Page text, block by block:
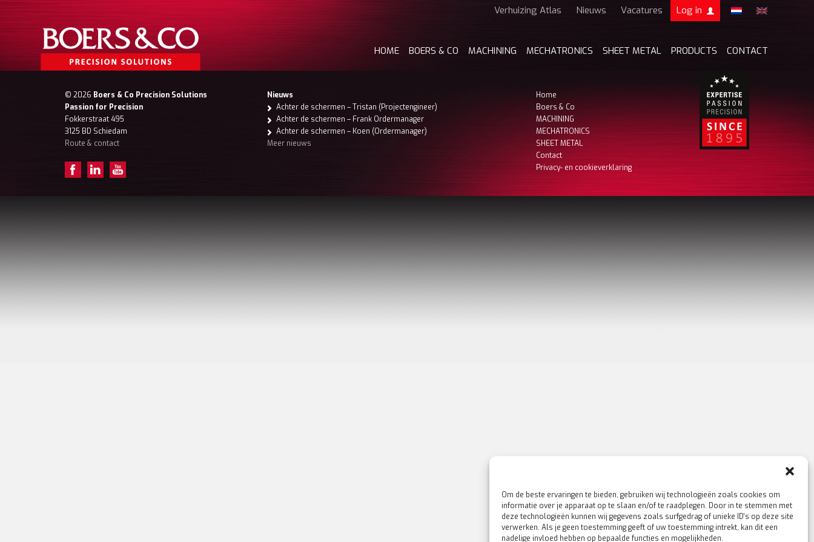
Om de beste ervaringen te bieden, gebruiken wij technologieën zoals cookies om
informatie over je apparaat op te slaan en/of te raadplegen. Door in te stemmen met
deze technologieën kunnen wij gegevens zoals surfgedrag of unieke ID's op deze site
verwerken. Als je geen toestemming geeft of uw toestemming intrekt, kan dit een
nadelige invloed hebben op bepaalde functies en mogelijkheden.
Verhuizing Atlas Nieuws Vacatures
Log in
Boers HR
HOME BOERS & CO MACHINING MECHATRONICS SHEET METAL PRODUCTS CONTACT
© 2026 Boers & Co Precision Solutions
Passion for Precision
Fokkerstraat 495
3125 BD Schiedam
Route & contact
Nieuws
Achter de schermen – Tristan (Projectengineer)
Achter de schermen – Frank Ordermanager
Achter de schermen – Koen (Ordermanager)
Meer nieuws
Home
Boers & Co
MACHINING
MECHATRONICS
SHEET METAL
Contact
Privacy- en cookieverklaring